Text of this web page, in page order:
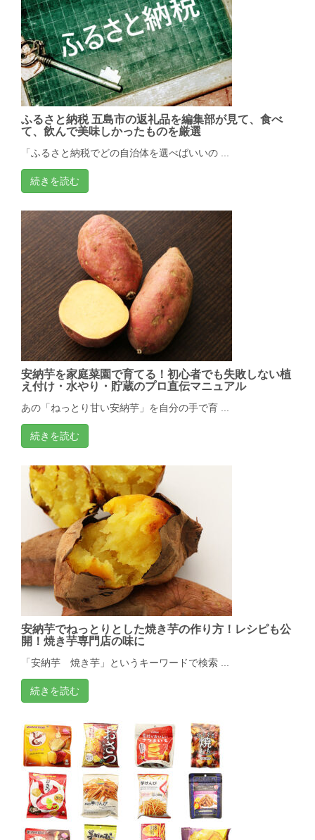
ふるさと納税 五島市の返礼品を編集部が見て、食べ
て、飲んで美味しかったものを厳選
「ふるさと納税でどの自治体を選べばいいの ...
続きを読む
安納芋を家庭菜園で育てる！初心者でも失敗しない植
え付け・水やり・貯蔵のプロ直伝マニュアル
あの「ねっとり甘い安納芋」を自分の手で育 ...
続きを読む
安納芋でねっとりとした焼き芋の作り方！レシピも公
開！焼き芋専門店の味に
「安納芋 焼き芋」というキーワードで検索 ...
続きを読む